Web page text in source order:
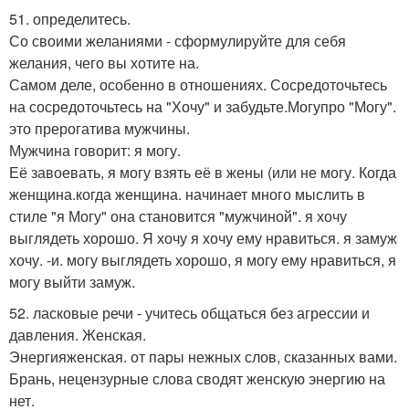
51. определитесь.
Со своими желаниями - сформулируйте для себя
желания, чего вы хотите на.
Самом деле, особенно в отношениях. Сосредоточьтесь
на сосредоточьтесь на "Хочу" и забудьте.Могупро "Могу".
это прерогатива мужчины.
Мужчина говорит: я могу.
Её завоевать, я могу взять её в жены (или не могу. Когда
женщина.когда женщина. начинает много мыслить в
стиле "я Могу" она становится "мужчиной". я хочу
выглядеть хорошо. Я хочу я хочу ему нравиться. я замуж
хочу. -и. могу выглядеть хорошо, я могу ему нравиться, я
могу выйти замуж.
52. ласковые речи - учитесь общаться без агрессии и
давления. Женская.
Энергияженская. от пары нежных слов, сказанных вами.
Брань, нецензурные слова сводят женскую энергию на
нет.